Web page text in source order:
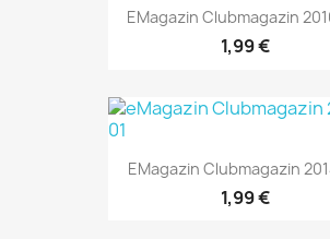
EMagazin Clubmagazin
1,99 €
EMagazin Clubmagazin
1,99 €